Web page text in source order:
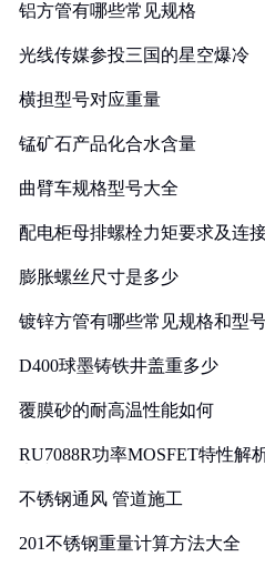
铝方管有哪些常见规格
光线传媒参投三国的星空爆冷
横担型号对应重量
锰矿石产品化合水含量
曲臂车规格型号大全
配电柜母排螺栓力矩要求及连
膨胀螺丝尺寸是多少
镀锌方管有哪些常见规格和型
D400球墨铸铁井盖重多少
覆膜砂的耐高温性能如何
RU7088R功率MOSFET特性解
不锈钢通风 管道施工
201不锈钢重量计算方法大全